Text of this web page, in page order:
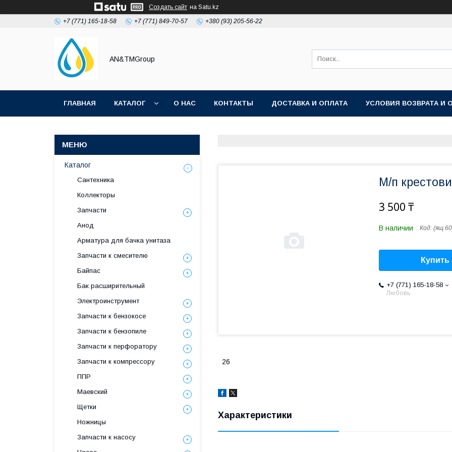
Создать сайт на Satu.kz
+7 (771) 165-18-58 +7 (771) 849-70-57 +380 (93) 205-56-22
AN&TMGroup
ГЛАВНАЯ КАТАЛОГ О НАС КОНТАКТЫ ДОСТАВКА И ОПЛАТА УСЛОВИЯ ВОЗВРАТА И
М/п
3 500 ₸
В наличии Код: (ящ
Купить
+7 (771) 165-18-58
Любовь
26
Характеристики
Каталог
Сантехника
Коллекторы
Запчасти
Анод
Арматура для бачка унитаза
Запчасти к смесителю
Байпас
Бак расширительный
Электроинструмент
Запчасти к бензокосе
Запчасти к бензопиле
Запчасти к перфоратору
Запчасти к компрессору
ППР
Маевский
Щетки
Ножницы
Запчасти к насосу